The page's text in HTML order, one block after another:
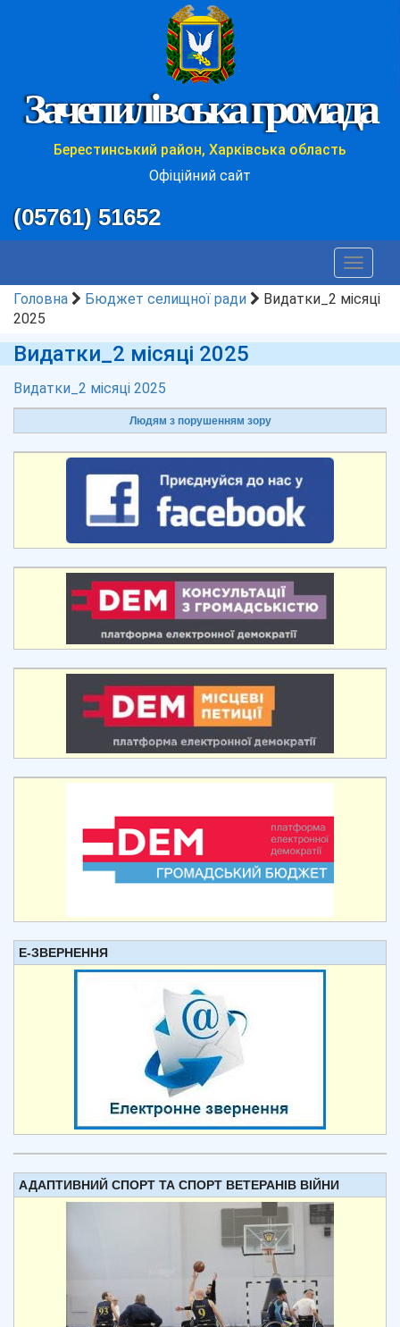
Зачепилівська громада
Берестинський район, Харківська область
Офіційний сайт
(05761) 51652
Toggle
Головна
Бюджет селищної ради
Видатки_2 місяці
2025
Видатки_2 місяці 2025
Видатки_2 місяці 2025
Людям з порушенням зору
Е-ЗВЕРНЕННЯ
АДАПТИВНИЙ СПОРТ ТА СПОРТ ВЕТЕРАНІВ ВІЙНИ